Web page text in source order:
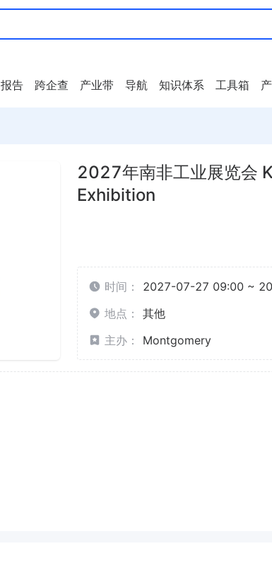
报告 跨企查 产业带 导航 知识体系 工具箱
2027年南非工业展览会
Exhibition
时间：
2027-07-27 09:00 ~
地点：
其他
主办：
Montgomery